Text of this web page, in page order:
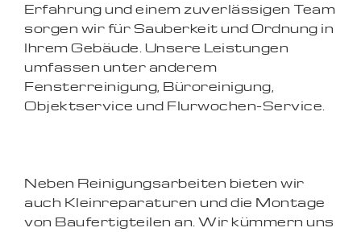
Erfahrung und einem zuverlässigen Team
sorgen wir für Sauberkeit und Ordnung in
Ihrem Gebäude. Unsere Leistungen
umfassen unter anderem
Fensterreinigung, Büroreinigung,
Objektservice und Flurwochen-Service.
Neben Reinigungsarbeiten bieten wir
auch Kleinreparaturen und die Montage
von Baufertigteilen an. Wir kümmern uns